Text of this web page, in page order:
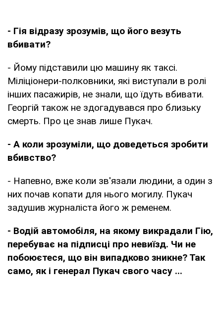
- Гія відразу зрозумів, що його везуть
вбивати?
- Йому підставили цю машину як таксі.
Міліціонери-полковники, які виступали в ролі
інших пасажирів, не знали, що їдуть вбивати.
Георгій також не здогадувався про близьку
смерть. Про це знав лише Пукач.
- А коли зрозуміли, що доведеться зробити
вбивство?
- Напевно, вже коли зв'язали людини, а один з
них почав копати для нього могилу. Пукач
задушив журналіста його ж ременем.
- Водій автомобіля, на якому викрадали Гію,
перебуває на підписці про невиїзд. Чи не
побоюєтеся, що він випадково зникне? Так
само, як і генерал Пукач свого часу ...